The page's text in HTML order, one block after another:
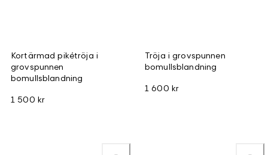
Kortärmad pikétröja i
grovspunnen
bomullsblandning
1 500 kr
Tröja i grovspunnen
bomullsblandning
1 600 kr